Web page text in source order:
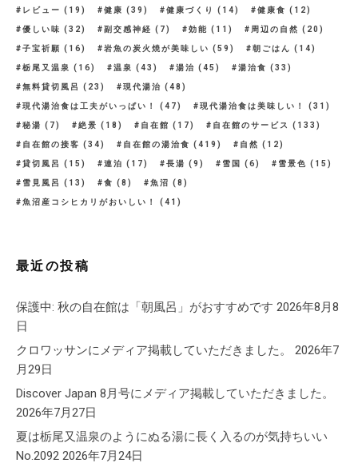
レビュー (19) 健康 (39) 健康づくり (14) 健康食 (12)
優しい味 (32) 副交感神経 (7) 効能 (11) 周辺の自然 (20)
子宝祈願 (16) 岩魚の炭火焼が美味しい (59) 朝ごはん (14)
栃尾又温泉 (16) 温泉 (43) 湯治 (45) 湯治食 (33)
無料貸切風呂 (23) 現代湯治 (48)
現代湯治食は工夫がいっぱい！ (47) 現代湯治食は美味しい！ (31)
秘湯 (7) 絶景 (18) 自在館 (17) 自在館のサービス (133)
自在館の接客 (34) 自在館の湯治食 (419) 自然 (12)
貸切風呂 (15) 連泊 (17) 長湯 (9) 雪国 (6) 雪景色 (15)
雪見風呂 (13) 食 (8) 魚沼 (8)
魚沼産コシヒカリがおいしい！ (41)
最近の投稿
保護中: 秋の自在館は「朝風呂」がおすすめです 2026年8月8
日
クロワッサンにメディア掲載していただきました。
2026年7
月29日
Discover Japan 8月号にメディア掲載していただきました。
2026年7月27日
夏は栃尾又温泉のようにぬる湯に長く入るのが気持ちいい
No.2092 2026年7月24日